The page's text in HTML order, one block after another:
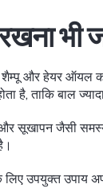
भी
शैम्पू और हेयर
है, ताकि बाल
जैसी
लिए उपयुक्त